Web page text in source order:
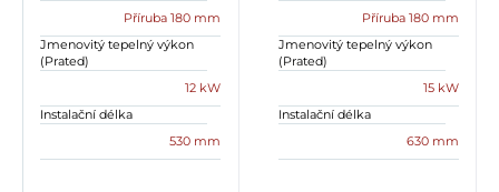
Příruba 180 mm
Jmenovitý tepelný výkon
(Prated)
12 kW
Instalační délka
530 mm
Příruba 180 mm
Jmenovitý tepelný výkon
(Prated)
15 kW
Instalační délka
630 mm